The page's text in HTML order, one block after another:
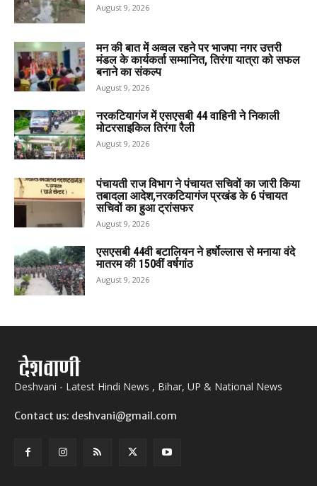
August 9, 2026
मन की बात में अव्वल रहने पर भाजपा नगर उत्तरी
मंडल के कार्यकर्ता सम्मानित, तिरंगा यात्रा को सफल
बनाने का संकल्प
August 9, 2026
नरकटियागंज में एसएसबी 44 वाहिनी ने निकाली
मोटरसाइकिल तिरंगा रैली
August 9, 2026
पंचायती राज विभाग ने पंचायत सचिवों का जारी किया
तबादला आदेश,नरकटियागंज प्रखंड के 6 पंचायत
सचिवों का हुआ ट्रांसफर
August 9, 2026
एसएसबी 44वी बटालियन ने हर्षोल्लास से मनाया वंदे
मातरम की 150वीं वर्षगांठ
August 9, 2026
Deshvani - Latest Hindi News , Bihar, UP & National News
Contact us: deshvani@gmail.com